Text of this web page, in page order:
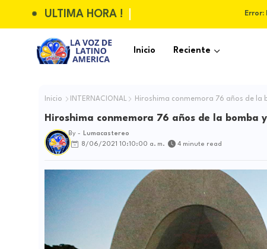
ULTIMA HORA ! Error:
Inicio Reciente
Inicio INTERNACIONAL Hiroshima conmemora 76 años de la
Hiroshima conmemora 76 años de la bomba
By -
Lumacastereo
8/06/2021 10:10:00 a. m.
4 minute read